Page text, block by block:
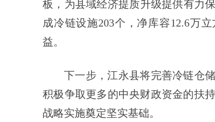
板，为县域经济提质升级提供有力
成冷链设施203个，净库容12.6万
益。
下一步，江永县将完善冷链仓
积极争取更多的中央财政资金的扶
战略实施奠定坚实基础。